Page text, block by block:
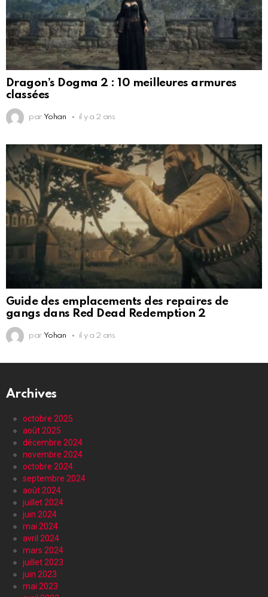
Dragon’s Dogma 2 : 10 meilleures armures
classées
par Yohan il y a 2 ans
Guide des emplacements des repaires de
gangs dans Red Dead Redemption 2
par Yohan il y a 2 ans
Archives
octobre 2025
août 2025
décembre 2024
novembre 2024
octobre 2024
septembre 2024
août 2024
juillet 2024
juin 2024
mai 2024
avril 2024
mars 2024
juillet 2023
juin 2023
mai 2023